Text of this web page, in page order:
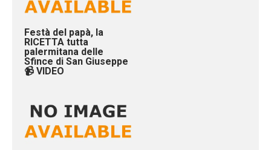
Festà del papà, la
RICETTA tutta
palermitana delle
Sfince di San Giuseppe
📹 VIDEO